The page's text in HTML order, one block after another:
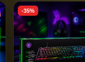
-35%